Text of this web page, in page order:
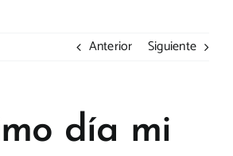
INICIO Anterior Siguiente
día mi